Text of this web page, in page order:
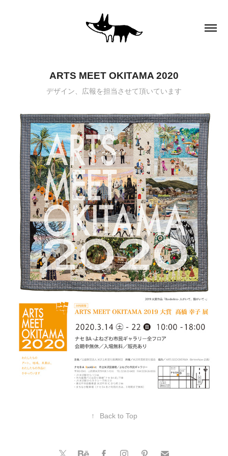
ARTS MEET OKITAMA 2020
デザイン、広報を担当させて頂いています
↑ Back to Top